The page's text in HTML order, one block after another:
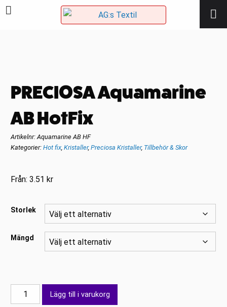
PRECIOSA Aquamarine
AB HotFix
Artikelnr:Aquamarine AB HF
Kategorier:Hot fix,Kristaller,Preciosa Kristaller, Tillbehör & Skor
Från:3.51kr
Storlek
Mängd
PRECIOSA
Aquamarine
Lägg till i varukorg